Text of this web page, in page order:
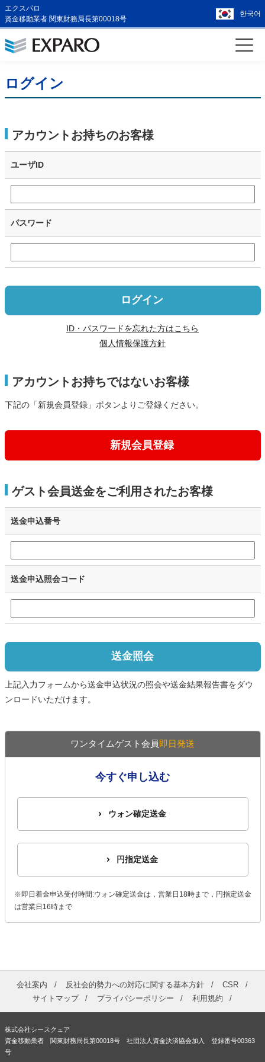
エクスパロ
資金移動業者 関東財務局長第00018号
한국어
ログイン
アカウントお持ちのお客様
ユーザID
パスワード
ログイン
ID・パスワードを忘れた方はこちら
個人情報保護方針
アカウントお持ちではないお客様
下記の「新規会員登録」ボタンよりご登録ください。
新規会員登録
ゲスト会員送金をご利用されたお客様
送金申込番号
送金申込照会コード
送金照会
上記入力フォームから送金申込状況の照会や送金結果報告書をダウ
ンロードいただけます。
ワンタイムゲスト会員即日発送
今すぐ申し込む
ウォン確定送金
円指定送金
※即日着金申込受付時間:ウォン確定送金は，営業日18時まで，円指定送金
は営業日16時まで
会社案内 反社会的勢力への対応に関する基本方針
CSR
サイトマップ
プライバシーポリシー 利用規約
株式会社シースクェア
資金移動業者 関東財務局長第00018号 社団法人資金決済協会加入 登録番号00363
号